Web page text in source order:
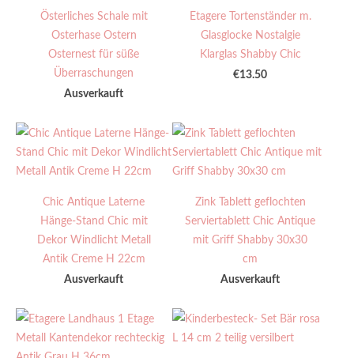
Österliches Schale mit
Osterhase Ostern
Osternest für süße
Überraschungen
Ausverkauft
Etagere Tortenständer m.
Glasglocke Nostalgie
Klarglas Shabby Chic
€13.50
Chic Antique Laterne
Hänge-Stand Chic mit
Dekor Windlicht Metall
Antik Creme H 22cm
Ausverkauft
Zink Tablett geflochten
Serviertablett Chic Antique
mit Griff Shabby 30x30
cm
Ausverkauft